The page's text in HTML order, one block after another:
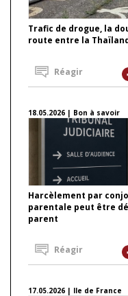
Trafic de drogue, la
route entre la
Réagir
18.05.2026 | Bon à savoir
Harcèlement par
parentale peut être
parent
Réagir
17.05.2026 | Ile de France